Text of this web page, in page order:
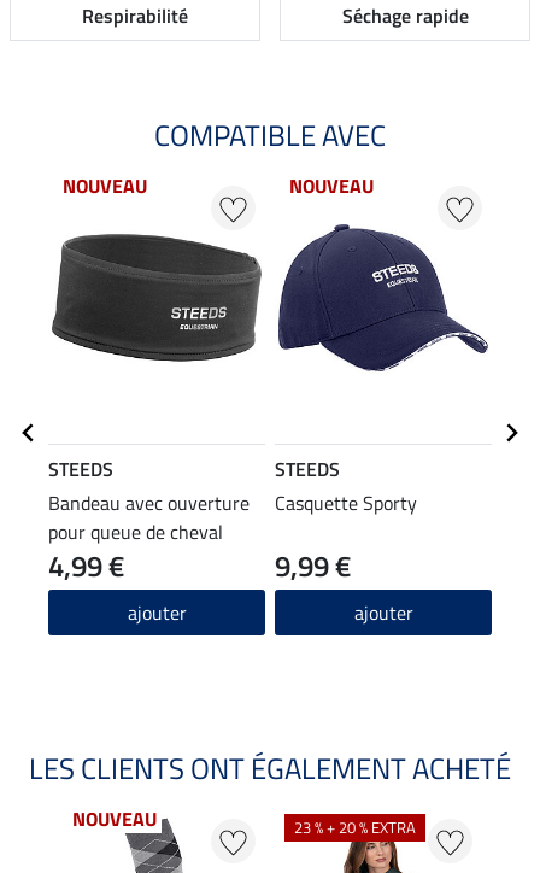
Respirabilité Séchage rapide
COMPATIBLE AVEC
NOUVEAU
STEEDS
Bandeau avec ouverture
pour queue de cheval
4,99 €
ajouter
NOUVEAU
STEEDS
Casquette Sporty
9,99 €
ajouter
LES CLIENTS ONT ÉGALEMENT ACHETÉ
NOUVEAU 23 % + 20 % EXTRA